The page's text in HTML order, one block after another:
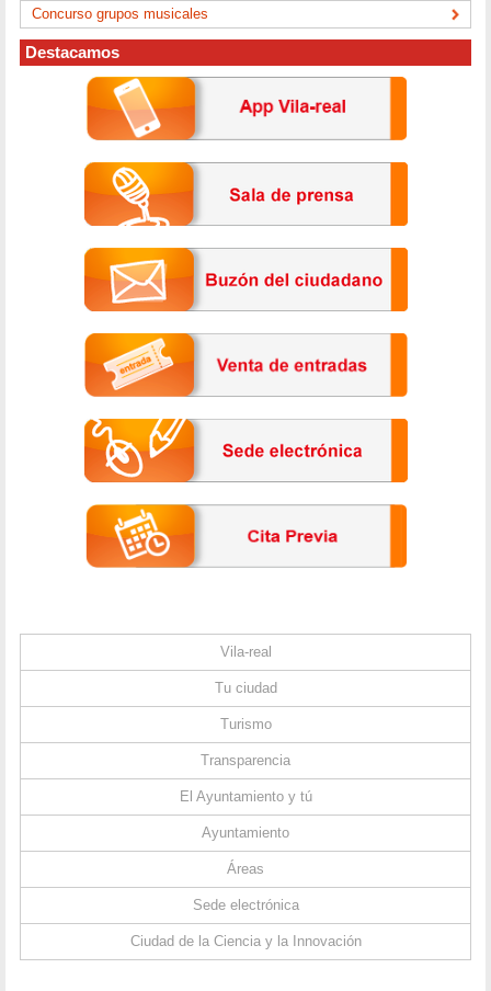
Concurso grupos musicales
Destacamos
Vila-real
Tu ciudad
Turismo
Transparencia
El Ayuntamiento y tú
Ayuntamiento
Áreas
Sede electrónica
Ciudad de la Ciencia y la Innovación